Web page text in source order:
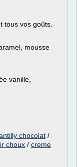
tous vos goûts.
mousse
vanille,
chocolat /
choux / creme